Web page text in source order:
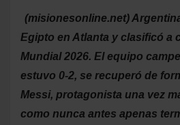
(misionesonline.net)
Egipto en Atlanta y clasificó a
Mundial 2026. El equipo
estuvo 0-2, se recuperó de
Messi, protagonista una vez
como nunca antes apenas